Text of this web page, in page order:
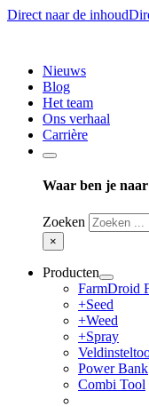
Direct naar de inhoud
Nieuws
Blog
Het team
Ons verhaal
Carrière
Waar ben je
Zoeken
×
Producten
FarmDroid
+Seed
+Weed
+Spray
Power Bank
Combi Tool